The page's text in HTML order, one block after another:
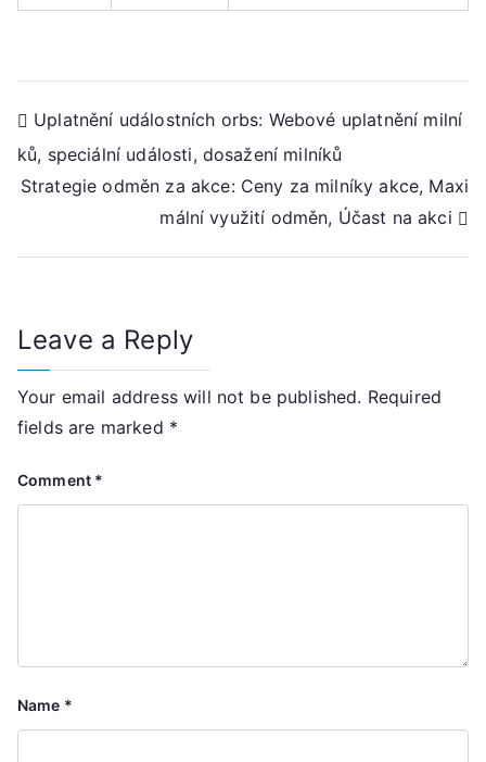
Post
navigation
Uplatnění událostních orbs: Webové uplatnění milní
ků, speciální události, dosažení milníků
Strategie odměn za akce: Ceny za milníky akce, Maxi
mální využití odměn, Účast na akci
Leave a Reply
Your email address will not be published. Required
fields are marked *
Comment *
Name *